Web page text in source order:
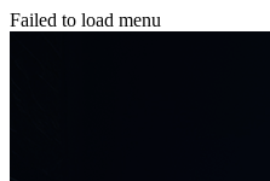
Failed to load menu